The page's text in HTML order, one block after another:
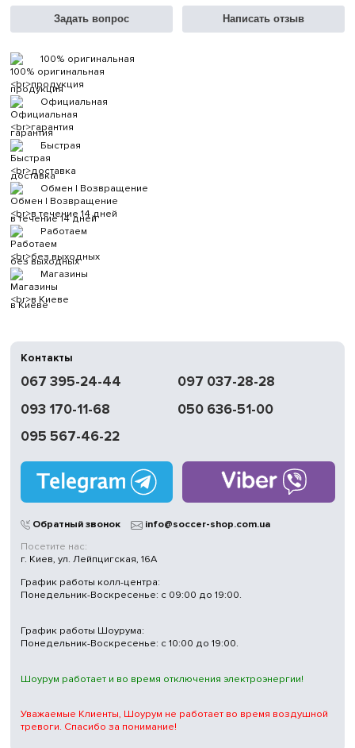
Задать вопрос Написать отзыв
100% оригинальная
продукция
Официальная
гарантия
Быстрая
доставка
Обмен | Возвращение
в течение 14 дней
Работаем
без выходных
Магазины
в Киеве
Контакты
067 395-24-44
097 037-28-28
093 170-11-68
050 636-51-00
095 567-46-22
Обратный звонок
info@soccer-shop.com.ua
Посетите нас:
г. Киев, ул. Лейпцигская, 16А
График работы колл-центра:
Понедельник-Воскресенье: с 09:00 до 19:00.
График работы Шоурума:
Понедельник-Воскресенье: с 10:00 до 19:00.
Шоурум работает и во время отключения электроэнергии!
Уважаемые Клиенты, Шоурум не работает во время воздушной
тревоги. Спасибо за понимание!